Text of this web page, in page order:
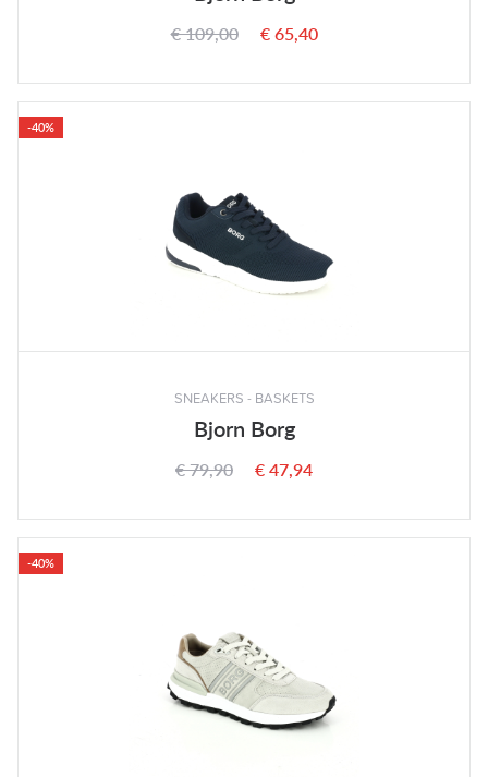
€ 109,00 € 65,40
-40%
SNEAKERS - BASKETS
Bjorn Borg
€ 79,90 € 47,94
-40%